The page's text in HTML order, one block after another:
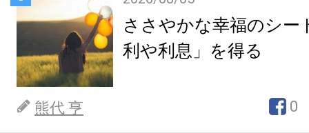
ささやかな幸福のシー
利や利息」を得る
熊代 亨 0